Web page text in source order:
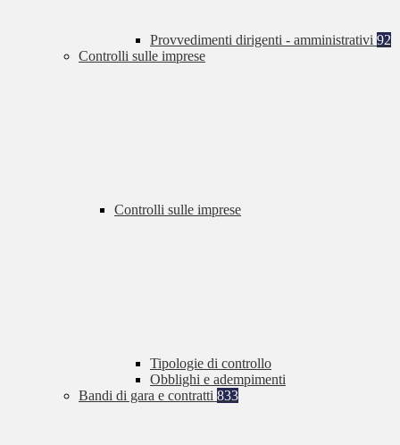
Provvedimenti dirigenti - amministrativi 92
Controlli sulle imprese
Controlli sulle imprese
Tipologie di controllo
Obblighi e adempimenti
Bandi di gara e contratti 833